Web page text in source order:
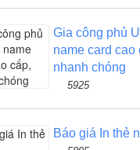
Gia công phủ
name card cao
nhanh chóng
5925
Báo giá In thẻ